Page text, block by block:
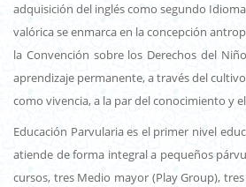
adquisición del inglés como segundo
valórica se enmarca en la concepción
la Convención sobre los Derechos del
aprendizaje permanente, a través del
como vivencia, a la par del conocimiento y
Educación Parvularia es el primer nivel
atiende de forma integral a pequeños
cursos, tres Medio mayor (Play Group),